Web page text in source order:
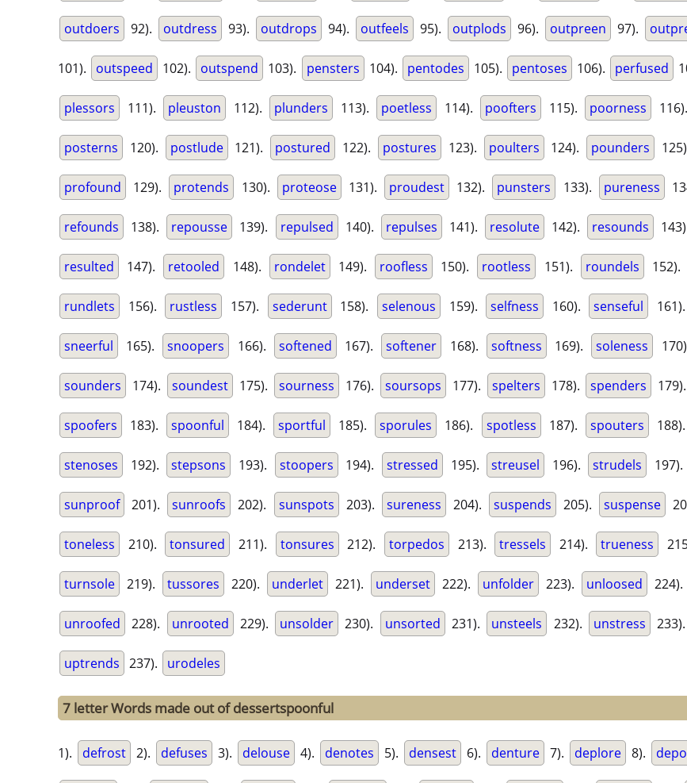
outdoers 92). outdress 93). outdrops 94). outfeels 95). outplods 96). outpreen 97).
101). outspeed 102). outspend 103). pensters 104). pentodes 105). pentoses 106). perfused
plessors 111). pleuston 112). plunders 113). poetless 114). poofters 115). poorness 116).
posterns 120). postlude 121). postured 122). postures 123). poulters 124). pounders
profound 129). protends 130). proteose 131). proudest 132). punsters 133). pureness
refounds 138). repousse 139). repulsed 140). repulses 141). resolute 142). resounds
resulted 147). retooled 148). rondelet 149). roofless 150). rootless 151). roundels 152).
rundlets 156). rustless 157). sederunt 158). selenous 159). selfness 160). senseful 161).
sneerful 165). snoopers 166). softened 167). softener 168). softness 169). soleness
sounders 174). soundest 175). sourness 176). soursops 177). spelters 178). spenders 179).
spoofers 183). spoonful 184). sportful 185). sporules 186). spotless 187). spouters 188).
stenoses 192). stepsons 193). stoopers 194). stressed 195). streusel 196). strudels 197).
sunproof 201). sunroofs 202). sunspots 203). sureness 204). suspends 205). suspense
toneless 210). tonsured 211). tonsures 212). torpedos 213). tressels 214). trueness
turnsole 219). tussores 220). underlet 221). underset 222). unfolder 223). unloosed 224).
unroofed 228). unrooted 229). unsolder 230). unsorted 231). unsteels 232). unstress 233).
uptrends 237). urodeles
7 letter Words made out of dessertspoonful
1). defrost 2). defuses 3). delouse 4). denotes 5). densest 6). denture 7). deplore 8).